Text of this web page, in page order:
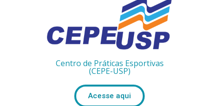
Centro de Práticas Esportivas
(CEPE-USP)
Acesse aqui